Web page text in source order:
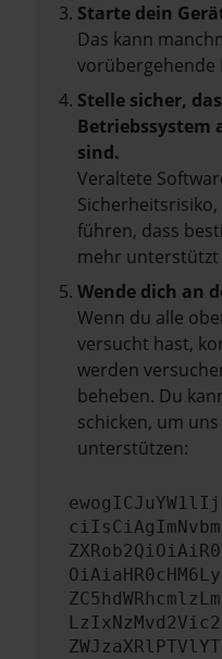
Starte dein
Das kann
vorübergehende
Stelle sicher,
Betriebssystem
sind.
Veraltete
führen, dass
mehr unterstützt
Wende dich an
Wenn du alle
versucht hast,
werden
beheben. Du
schicken, um
unterstützen: